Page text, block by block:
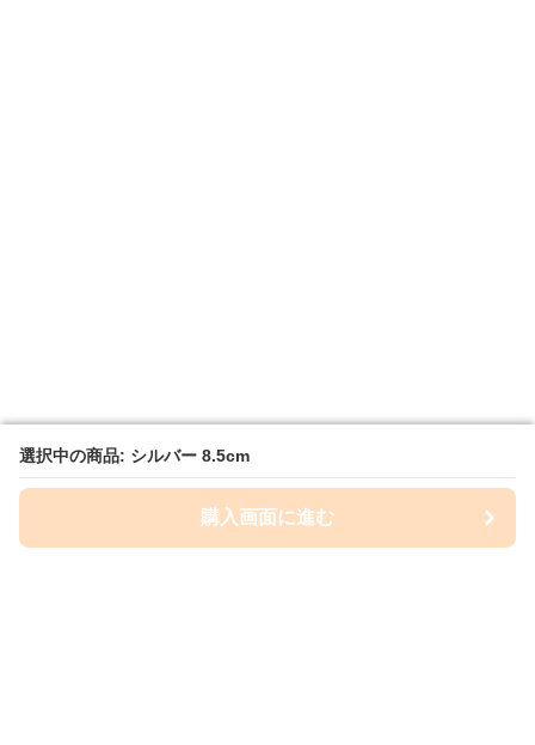
選択中の商品: シルバー 8.5cm
購入画面に進む
選択中の商品: シルバー 8.5cm
購入画面に進む